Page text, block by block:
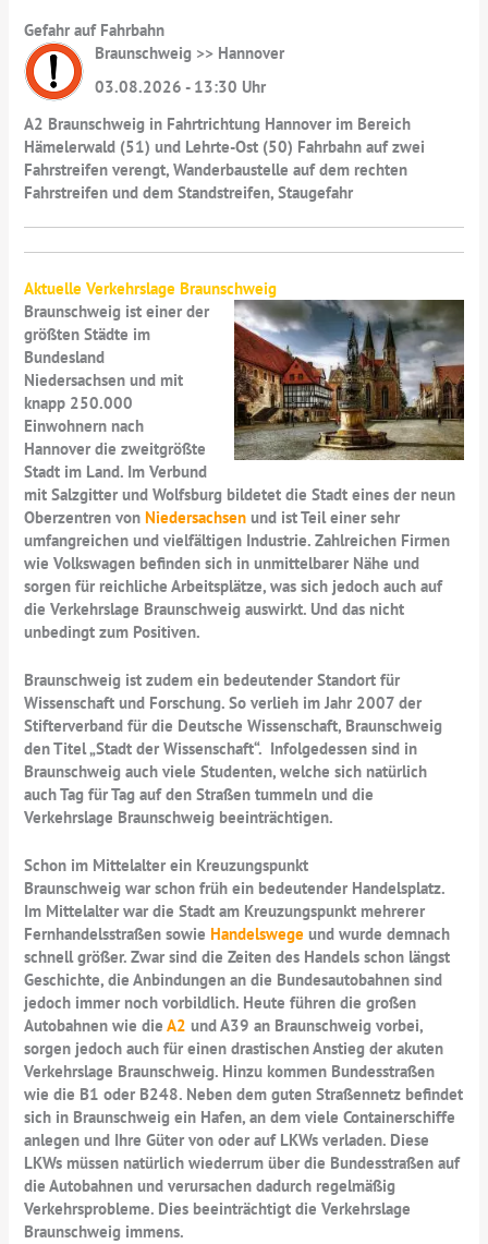
Gefahr auf Fahrbahn
Braunschweig >> Hannover
03.08.2026 - 13:30 Uhr
A2 Braunschweig in Fahrtrichtung Hannover im Bereich
Hämelerwald (51) und Lehrte-Ost (50) Fahrbahn auf zwei
Fahrstreifen verengt, Wanderbaustelle auf dem rechten
Fahrstreifen und dem Standstreifen, Staugefahr
Aktuelle Verkehrslage Braunschweig
Braunschweig ist einer der
größten Städte im
Bundesland
Niedersachsen und mit
knapp 250.000
Einwohnern nach
Hannover die zweitgrößte
Stadt im Land. Im Verbund
mit Salzgitter und Wolfsburg bildetet die Stadt eines der neun
Oberzentren vonNiedersachsen und ist Teil einer sehr
umfangreichen und vielfältigen Industrie. Zahlreichen Firmen
wie Volkswagen befinden sich in unmittelbarer Nähe und
sorgen für reichliche Arbeitsplätze, was sich jedoch auch auf
die Verkehrslage Braunschweig auswirkt. Und das nicht
unbedingt zum Positiven.
Braunschweig ist zudem ein bedeutender Standort für
Wissenschaft und Forschung. So verlieh im Jahr 2007 der
Stifterverband für die Deutsche Wissenschaft, Braunschweig
den Titel „Stadt der Wissenschaft“. Infolgedessen sind in
Braunschweig auch viele Studenten, welche sich natürlich
auch Tag für Tag auf den Straßen tummeln und die
Verkehrslage Braunschweig beeinträchtigen.
Schon im Mittelalter ein Kreuzungspunkt
Braunschweig war schon früh ein bedeutender Handelsplatz.
Im Mittelalter war die Stadt am Kreuzungspunkt mehrerer
Fernhandelsstraßen sowieHandelswege und wurde demnach
schnell größer. Zwar sind die Zeiten des Handels schon längst
Geschichte, die Anbindungen an die Bundesautobahnen sind
jedoch immer noch vorbildlich. Heute führen die großen
Autobahnen wie dieA2 und A39 an Braunschweig vorbei,
sorgen jedoch auch für einen drastischen Anstieg der akuten
Verkehrslage Braunschweig. Hinzu kommen Bundesstraßen
wie die B1 oder B248. Neben dem guten Straßennetz befindet
sich in Braunschweig ein Hafen, an dem viele Containerschiffe
anlegen und Ihre Güter von oder auf LKWs verladen. Diese
LKWs müssen natürlich wiederrum über die Bundesstraßen auf
die Autobahnen und verursachen dadurch regelmäßig
Verkehrsprobleme. Dies beeinträchtigt die Verkehrslage
Braunschweig immens.